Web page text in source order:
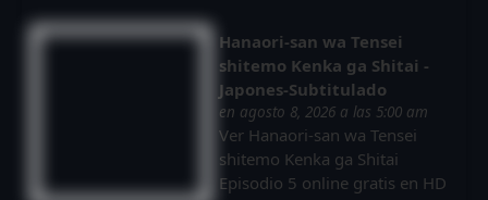
Hanaori-san wa Tensei
shitemo Kenka ga Shitai -
Japones-Subtitulado
en agosto 8, 2026 a las 5:00 am
Ver Hanaori-san wa Tensei
shitemo Kenka ga Shitai
Episodio 5 online gratis en HD